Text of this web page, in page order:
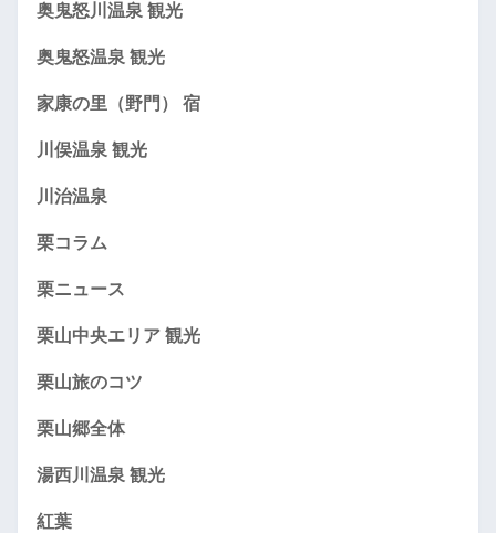
奥鬼怒川温泉 観光
奥鬼怒温泉 観光
家康の里（野門） 宿
川俣温泉 観光
川治温泉
栗コラム
栗ニュース
栗山中央エリア 観光
栗山旅のコツ
栗山郷全体
湯西川温泉 観光
紅葉